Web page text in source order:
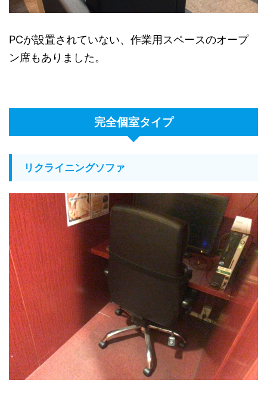
PCが設置されていない、作業用スペースのオープ
ン席もありました。
完全個室タイプ
リクライニングソファ